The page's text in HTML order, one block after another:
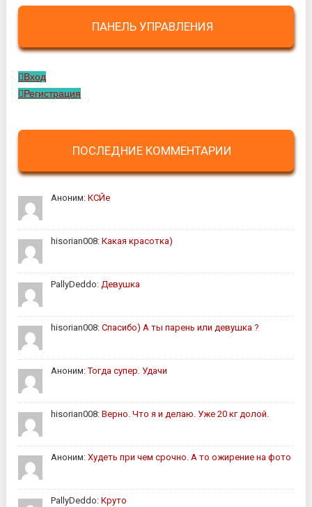
ПАНЕЛЬ УПРАВЛЕНИЯ
Вход
Регистрация
ПОСЛЕДНИЕ КОММЕНТАРИИ
Аноним: КСЙе
hisorian008: Какая красотка)
PallyDeddo: Девушка
hisorian008: Спасибо) А ты парень или девушка ?
Аноним: Тогда супер. Удачи
hisorian008: Верно. Что я и делаю. Уже 20 кг долой.
Аноним: Худеть при чем срочно. А то ожирение на фото
PallyDeddo: Круто